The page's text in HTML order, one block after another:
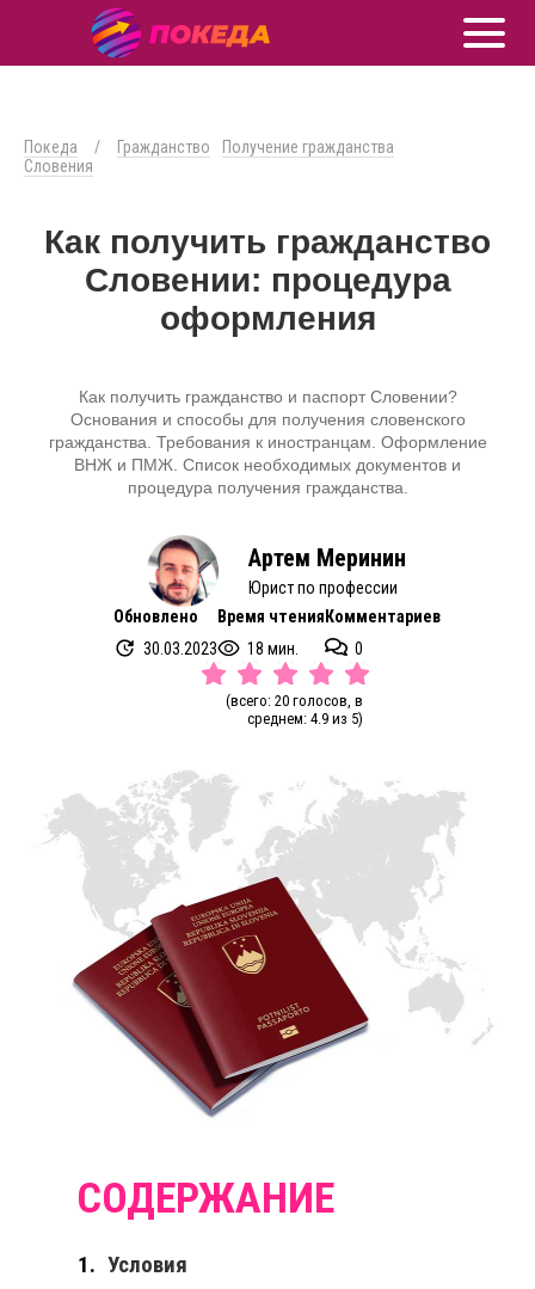
Покеда / Гражданство
Получение гражданства
Словения
Как получить гражданство
Словении: процедура
оформления
Как получить гражданство и паспорт Словении?
Основания и способы для получения словенского
гражданства. Требования к иностранцам. Оформление
ВНЖ и ПМЖ. Список необходимых документов и
процедура получения гражданства.
Артем Меринин
Юрист по профессии
Обновлено
30.03.2023
Время чтения
18 мин.
Комментариев
0
(всего: 20 голосов, в
среднем: 4.9 из 5)
Условия